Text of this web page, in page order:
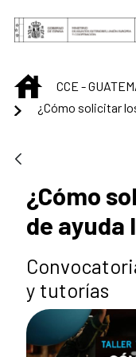
Saut au contenu
INICIO
CCE -
¿Cómo
de ayuda
y tutorías